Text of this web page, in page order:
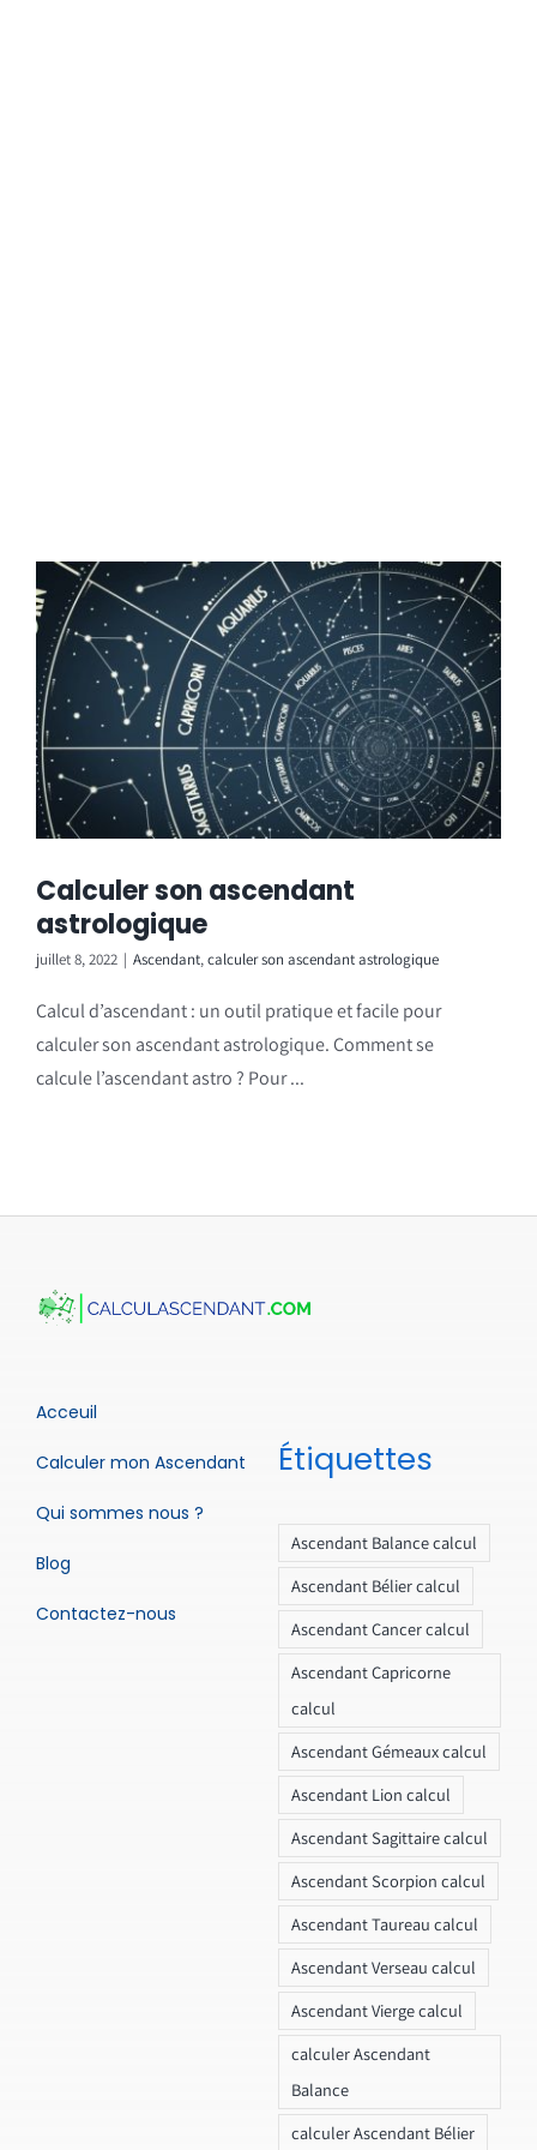
Calculer son ascendant
astrologique
juillet 8, 2022 | Ascendant,calculer son ascendant astrologique
Calcul d’ascendant : un outil pratique et facile pour
calculer son ascendant astrologique. Comment se
calcule l’ascendant astro ? Pour ...
Acceuil
Calculer mon Ascendant
Qui sommes nous ?
Blog
Contactez-nous
Étiquettes
Ascendant Balance calcul
Ascendant Bélier calcul
Ascendant Cancer calcul
Ascendant Capricorne
calcul
Ascendant Gémeaux calcul
Ascendant Lion calcul
Ascendant Sagittaire calcul
Ascendant Scorpion calcul
Ascendant Taureau calcul
Ascendant Verseau calcul
Ascendant Vierge calcul
calculer Ascendant
Balance
calculer Ascendant Bélier